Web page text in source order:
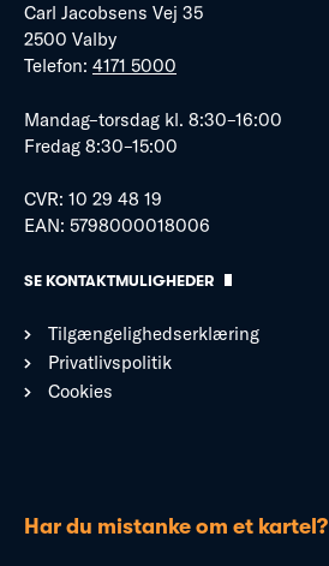
Carl Jacobsens Vej 35
2500 Valby
Telefon: 4171 5000
Mandag–torsdag kl. 8:30–16:00
Fredag 8:30–15:00
CVR: 10 29 48 19
EAN: 5798000018006
SE KONTAKTMULIGHEDER
Tilgængelighedserklæring
Privatlivspolitik
Cookies
Har du mistanke om et kartel?